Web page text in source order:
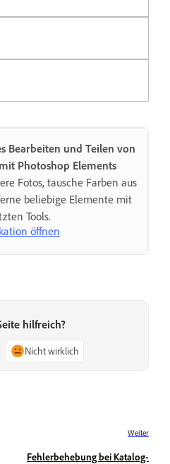
Bearbeiten und Teilen von
Photoshop Elements
Fotos, tausche Farben aus
beliebige Elemente mit
Tools.
öffnen
hilfreich?
Nicht wirklich
Weiter
Fehlerbehebung bei Katalog-